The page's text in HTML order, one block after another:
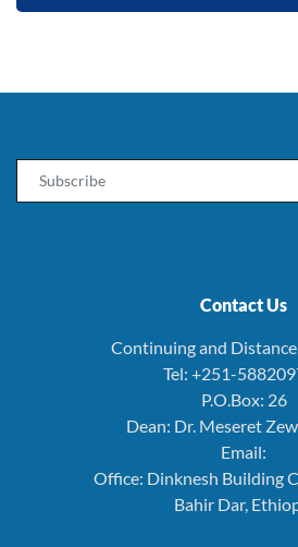
Contact Us
Continuing and
Tel: +251-
P.O.Box: 26
Dean: Dr. Meseret
Email:
Office: Dinknesh Building
Bahir Dar,